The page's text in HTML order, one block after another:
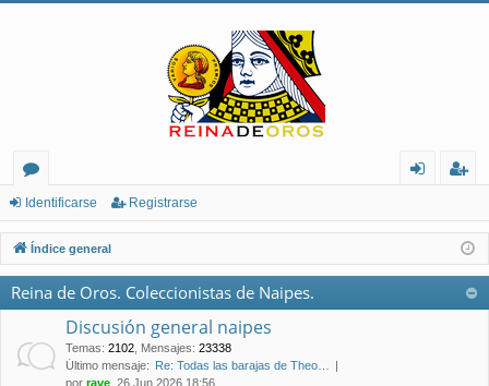
or
os
nt
ifi
ist
ra
Identificarse Registrarse
Índice general
Reina de Oros. Coleccionistas de Naipes.
Discusión general naipes
Temas: 2102 Mensajes: 23338
Último mensaje: Re: Todas las barajas de Theo…
por rave , 26 Jun 2026 18:56